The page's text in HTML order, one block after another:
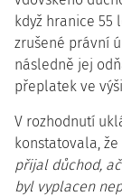
když hranice 55
zrušené právní
následně jej
přeplatek ve výši
V rozhodnutí
konstatovala,
přijal důchod,
byl vyplacen